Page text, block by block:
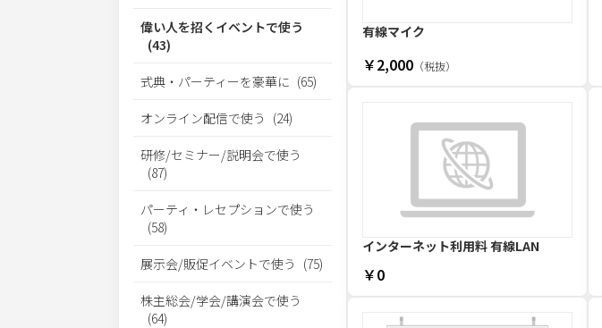
偉い人を招くイベントで使う
(43)
式典・パーティーを豪華に (65)
オンライン配信で使う (24)
研修/セミナー/説明会で使う
(87)
パーティ・レセプションで使う
(58)
展示会/販促イベントで使う (75)
株主総会/学会/講演会で使う
(64)
有線マイク
￥2,000 （税抜）
インターネット利用料 有線LAN
￥0